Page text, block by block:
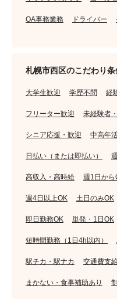
OA事務業務 ドライバー
札幌市西区のこだわり
大学生歓迎 学歴不問 経
フリーター歓迎 未経験者
シニア応援・歓迎 中高年
日払い（または即払い）
高収入・高時給 週1日から
週4日以上OK 土日のみOK
即日勤務OK 単発・1日OK
短時間勤務（1日4h以内）
駅チカ・駅ナカ 交通費支
まかない・食事補助あり